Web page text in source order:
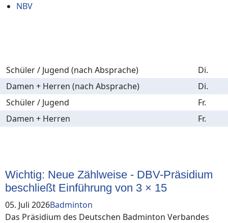
NBV
Schüler / Jugend (nach Absprache) Di.
Damen + Herren (nach Absprache)
Di.
Schüler / Jugend
Fr.
Damen + Herren
Fr.
Wichtig: Neue Zählweise - DBV-Präsidium
beschließt Einführung von 3 × 15
05. Juli 2026Badminton
Das Präsidium des Deutschen Badminton Verbandes